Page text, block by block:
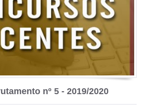
nº 5 - 2019/2020